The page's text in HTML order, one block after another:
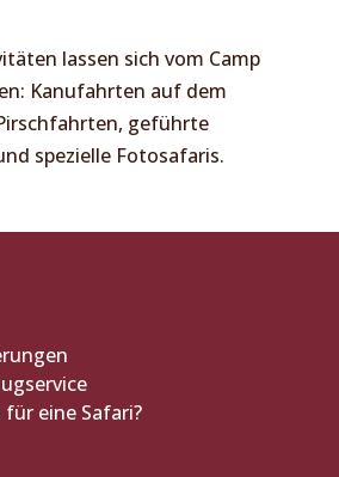
lassen sich vom Camp
Kanufahrten auf dem
geführte
spezielle Fotosafaris.
für eine Safari?